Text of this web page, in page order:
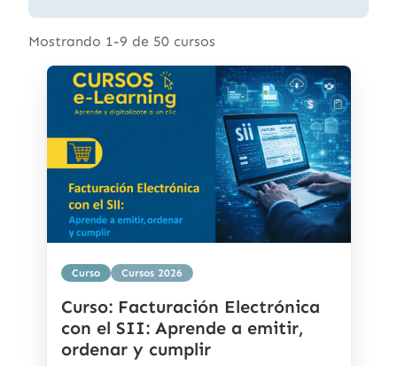
Mostrando 1-9 de 50 cursos
Curso Cursos 2026
Curso: Facturación Electrónica
con el SII: Aprende a emitir,
ordenar y cumplir